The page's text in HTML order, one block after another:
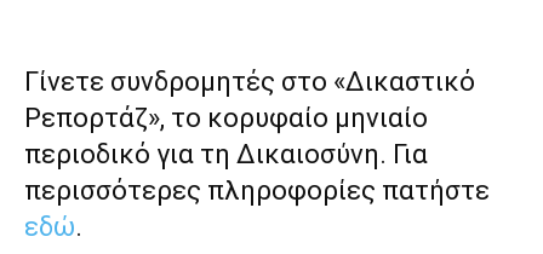
Γίνετε συνδρομητές στο «Δικαστικό
Ρεπορτάζ», το κορυφαίο μηνιαίο
περιοδικό για τη Δικαιοσύνη. Για
περισσότερες πληροφορίες πατήστε
εδώ.